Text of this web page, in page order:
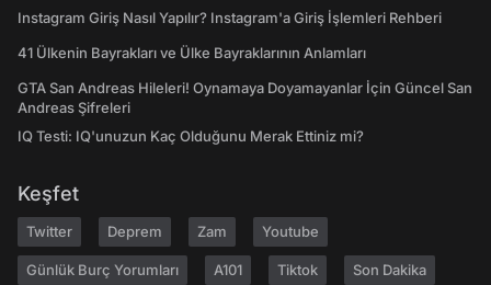
Instagram Giriş Nasıl Yapılır? Instagram'a Giriş İşlemleri Rehberi
41 Ülkenin Bayrakları ve Ülke Bayraklarının Anlamları
GTA San Andreas Hileleri! Oynamaya Doyamayanlar İçin Güncel San
Andreas Şifreleri
IQ Testi: IQ'unuzun Kaç Olduğunu Merak Ettiniz mi?
Keşfet
Twitter Deprem Zam Youtube
Günlük Burç Yorumları A101 Tiktok Son Dakika